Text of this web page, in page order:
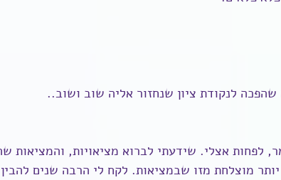
לפחות אצלי. שידעתי לברוא מציאויות, והמציאות
מוצלחת מזו שבמציאות. לקח לי הרבה שנים